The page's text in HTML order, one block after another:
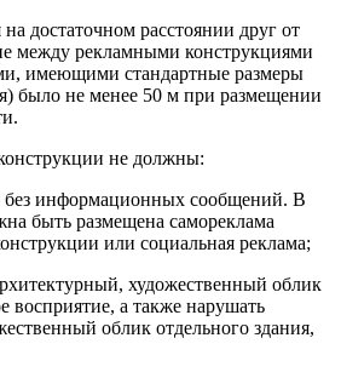
на достаточном расстоянии друг от
между рекламными конструкциями
имеющими стандартные размеры
было не менее 50 м при размещении
не должны:
без информационных сообщений. В
быть размещена самореклама
или социальная реклама;
художественный облик
восприятие, а также нарушать
облик отдельного здания,